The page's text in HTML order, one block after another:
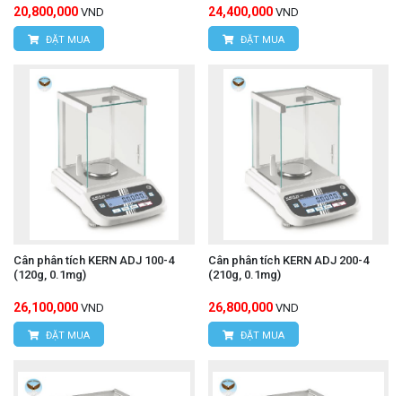
20,800,000 VND
ĐẶT MUA
24,400,000 VND
ĐẶT MUA
Cân phân tích KERN ADJ 100-4
(120g, 0.1mg)
26,100,000 VND
ĐẶT MUA
Cân phân tích KERN ADJ 200-4
(210g, 0.1mg)
26,800,000 VND
ĐẶT MUA